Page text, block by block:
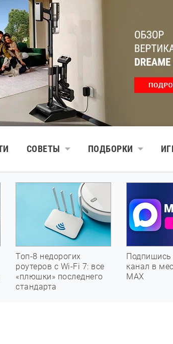
СОВЕТЫ ПОДБОРКИ
Топ-8 недорогих
роутеров с Wi-Fi 7: все
«плюшки» последнего
стандарта
канал в
МАХ